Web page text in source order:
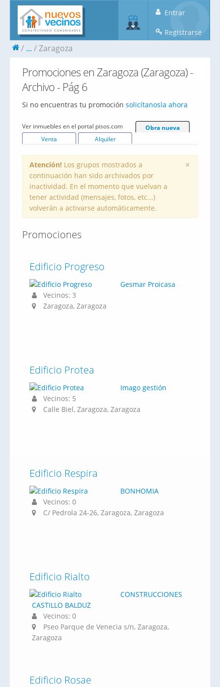
Entrar
Registrarse
... Zaragoza
Promociones en Zaragoza (Zaragoza) -
Archivo - Pág 6
Si no encuentras tu promoción solicítanosla ahora
Ver inmuebles en el portal pisos.com
Obra nueva
Venta
Alquiler
×
Atención! Los grupos mostrados a
continuación han sido archivados por
inactividad. En el momento que vuelvan a
tener actividad (mensajes, fotos, etc...)
volverán a activarse automáticamente.
Promociones
Edificio Progreso
Gesmar Proicasa
Vecinos: 3
Zaragoza, Zaragoza
Edificio Protea
Imago gestión
Vecinos: 5
Calle Biel, Zaragoza, Zaragoza
Edificio Respira
BONHOMIA
Vecinos: 0
C/ Pedrola 24-26, Zaragoza, Zaragoza
Edificio Rialto
CONSTRUCCIONES
CASTILLO BALDUZ
Vecinos: 0
Pseo Parque de Venecia s/n, Zaragoza,
Zaragoza
Edificio Rosae